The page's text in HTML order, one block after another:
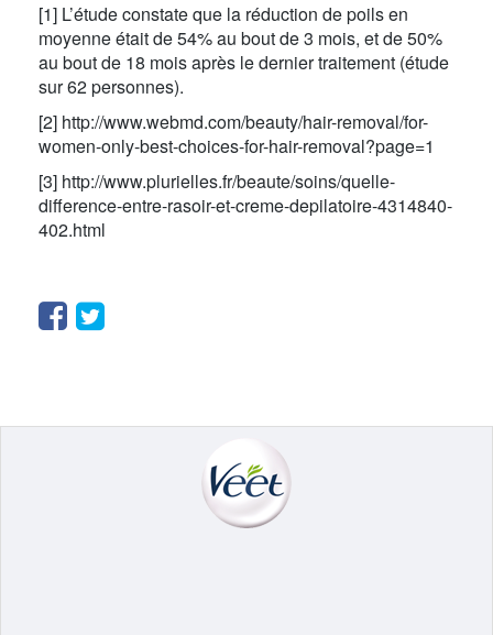
[1] L’étude constate que la réduction de poils en
moyenne était de 54% au bout de 3 mois, et de 50%
au bout de 18 mois après le dernier traitement (étude
sur 62 personnes).
[2] http://www.webmd.com/beauty/hair-removal/for-
women-only-best-choices-for-hair-removal?page=1
[3] http://www.plurielles.fr/beaute/soins/quelle-
difference-entre-rasoir-et-creme-depilatoire-4314840-
402.html
Facebook
Twitter